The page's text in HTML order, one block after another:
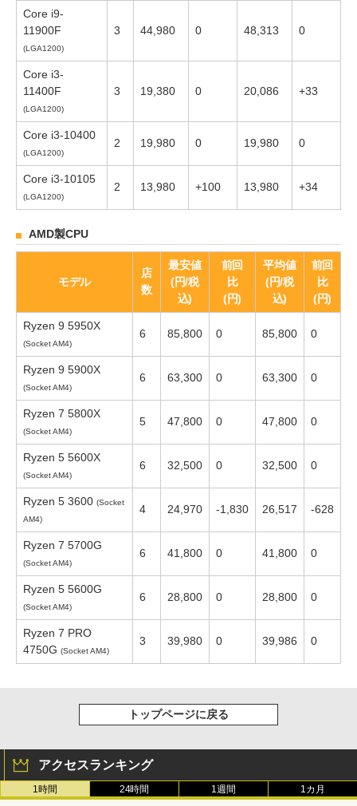
Core i9-
11900F
(LGA1200)
3 44,980 0 48,313 0
Core i3-
11400F
(LGA1200)
3 19,380 0 20,086 +33
Core i3-10400
(LGA1200)
2 19,980 0 19,980 0
Core i3-10105
(LGA1200)
2 13,980 +100 13,980 +34
AMD製CPU
モデル
店
数
最安値
(円/税
込)
前回
比
(円)
平均値
(円/税
込)
前回
比
(円)
Ryzen 9 5950X
(Socket AM4)
6 85,800 0 85,800 0
Ryzen 9 5900X
(Socket AM4)
6 63,300 0 63,300 0
Ryzen 7 5800X
(Socket AM4)
5 47,800 0 47,800 0
Ryzen 5 5600X
(Socket AM4)
6 32,500 0 32,500 0
Ryzen 5 3600 (Socket
AM4)
4 24,970 -1,830 26,517 -628
Ryzen 7 5700G
(Socket AM4)
6 41,800 0 41,800 0
Ryzen 5 5600G
(Socket AM4)
6 28,800 0 28,800 0
Ryzen 7 PRO
4750G (Socket AM4)
3 39,980 0 39,986 0
トップページに戻る
アクセスランキング
1時間 24時間 1週間 1カ月